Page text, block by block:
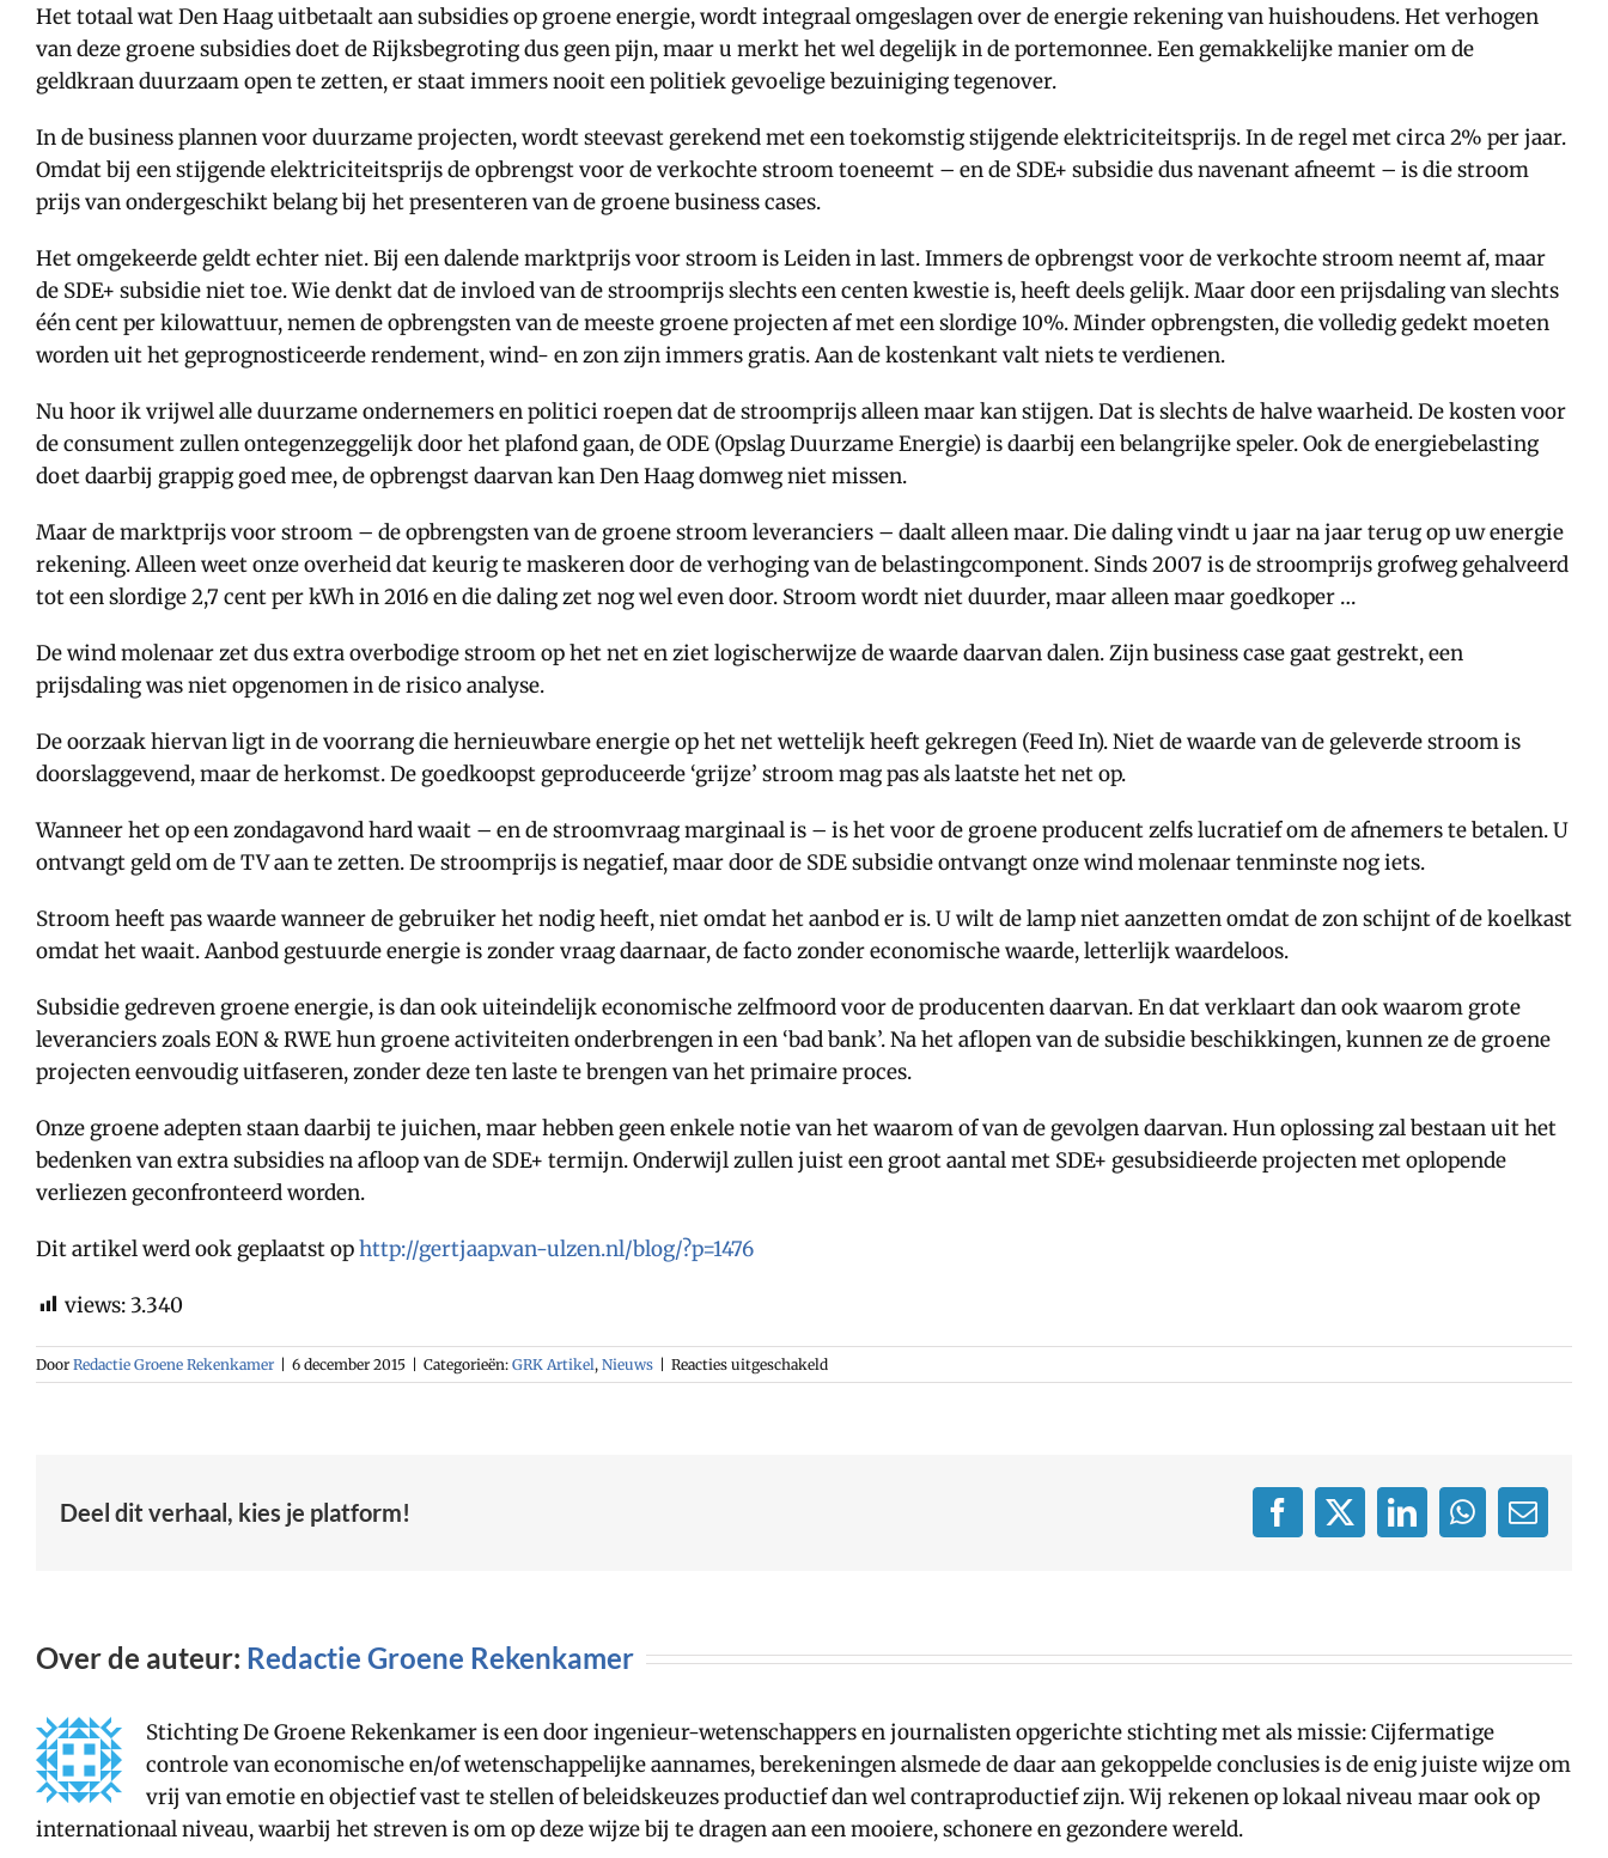
Het totaal wat Den Haag uitbetaalt aan subsidies op groene energie, wordt integraal omgeslagen over de energie rekening van huishoudens. Het verhogen
van deze groene subsidies doet de Rijksbegroting dus geen pijn, maar u merkt het wel degelijk in de portemonnee. Een gemakkelijke manier om de
geldkraan duurzaam open te zetten, er staat immers nooit een politiek gevoelige bezuiniging tegenover.
In de business plannen voor duurzame projecten, wordt steevast gerekend met een toekomstig stijgende elektriciteitsprijs. In de regel met circa 2% per jaar.
Omdat bij een stijgende elektriciteitsprijs de opbrengst voor de verkochte stroom toeneemt – en de SDE+ subsidie dus navenant afneemt – is die stroom
prijs van ondergeschikt belang bij het presenteren van de groene business cases.
Het omgekeerde geldt echter niet. Bij een dalende marktprijs voor stroom is Leiden in last. Immers de opbrengst voor de verkochte stroom neemt af, maar
de SDE+ subsidie niet toe. Wie denkt dat de invloed van de stroomprijs slechts een centen kwestie is, heeft deels gelijk. Maar door een prijsdaling van slechts
één cent per kilowattuur, nemen de opbrengsten van de meeste groene projecten af met een slordige 10%. Minder opbrengsten, die volledig gedekt moeten
worden uit het geprognosticeerde rendement, wind- en zon zijn immers gratis. Aan de kostenkant valt niets te verdienen.
Nu hoor ik vrijwel alle duurzame ondernemers en politici roepen dat de stroomprijs alleen maar kan stijgen. Dat is slechts de halve waarheid. De kosten voor
de consument zullen ontegenzeggelijk door het plafond gaan, de ODE (Opslag Duurzame Energie) is daarbij een belangrijke speler. Ook de energiebelasting
doet daarbij grappig goed mee, de opbrengst daarvan kan Den Haag domweg niet missen.
Maar de marktprijs voor stroom – de opbrengsten van de groene stroom leveranciers – daalt alleen maar. Die daling vindt u jaar na jaar terug op uw energie
rekening. Alleen weet onze overheid dat keurig te maskeren door de verhoging van de belastingcomponent. Sinds 2007 is de stroomprijs grofweg gehalveerd
tot een slordige 2,7 cent per kWh in 2016 en die daling zet nog wel even door. Stroom wordt niet duurder, maar alleen maar goedkoper …
De wind molenaar zet dus extra overbodige stroom op het net en ziet logischerwijze de waarde daarvan dalen. Zijn business case gaat gestrekt, een
prijsdaling was niet opgenomen in de risico analyse.
De oorzaak hiervan ligt in de voorrang die hernieuwbare energie op het net wettelijk heeft gekregen (Feed In). Niet de waarde van de geleverde stroom is
doorslaggevend, maar de herkomst. De goedkoopst geproduceerde ‘grijze’ stroom mag pas als laatste het net op.
Wanneer het op een zondagavond hard waait – en de stroomvraag marginaal is – is het voor de groene producent zelfs lucratief om de afnemers te betalen. U
ontvangt geld om de TV aan te zetten. De stroomprijs is negatief, maar door de SDE subsidie ontvangt onze wind molenaar tenminste nog iets.
Stroom heeft pas waarde wanneer de gebruiker het nodig heeft, niet omdat het aanbod er is. U wilt de lamp niet aanzetten omdat de zon schijnt of de koelkast
omdat het waait. Aanbod gestuurde energie is zonder vraag daarnaar, de facto zonder economische waarde, letterlijk waardeloos.
Subsidie gedreven groene energie, is dan ook uiteindelijk economische zelfmoord voor de producenten daarvan. En dat verklaart dan ook waarom grote
leveranciers zoals EON & RWE hun groene activiteiten onderbrengen in een ‘bad bank’. Na het aflopen van de subsidie beschikkingen, kunnen ze de groene
projecten eenvoudig uitfaseren, zonder deze ten laste te brengen van het primaire proces.
Onze groene adepten staan daarbij te juichen, maar hebben geen enkele notie van het waarom of van de gevolgen daarvan. Hun oplossing zal bestaan uit het
bedenken van extra subsidies na afloop van de SDE+ termijn. Onderwijl zullen juist een groot aantal met SDE+ gesubsidieerde projecten met oplopende
verliezen geconfronteerd worden.
Dit artikel werd ook geplaatst ophttp://gertjaap.van-ulzen.nl/blog/?p=1476
views: 3.340
Door Redactie Groene Rekenkamer 6 december 2015 Categorieën: GRK Artikel , Nieuws Reacties uitgeschakeldvoor
Groene
Deel dit verhaal, kies je platform! Facebook
X LinkedInWhatsApp
E-
Over de auteur: Redactie Groene Rekenkamer
Stichting De Groene Rekenkamer is een door ingenieur-wetenschappers en journalisten opgerichte stichting met als missie: Cijfermatige
controle van economische en/of wetenschappelijke aannames, berekeningen alsmede de daar aan gekoppelde conclusies is de enig juiste wijze om
vrij van emotie en objectief vast te stellen of beleidskeuzes productief dan wel contraproductief zijn. Wij rekenen op lokaal niveau maar ook op
internationaal niveau, waarbij het streven is om op deze wijze bij te dragen aan een mooiere, schonere en gezondere wereld.